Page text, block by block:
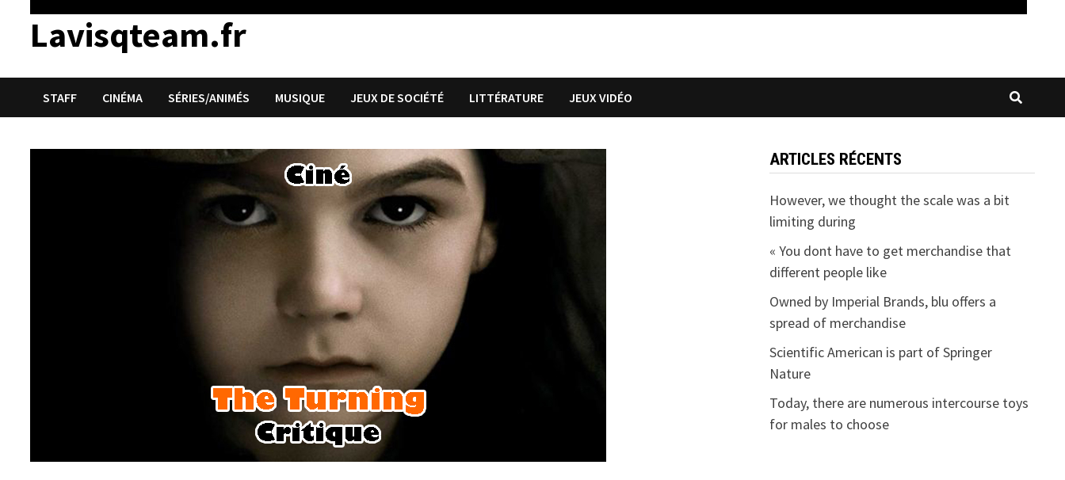
Lavisqteam.fr
STAFF CINÉMA SÉRIES/ANIMÉS MUSIQUE JEUX DE SOCIÉTÉ LITTÉRATURE JEUX VIDÉO
ARTICLES RÉCENTS
However, we thought the scale was a bit
limiting during
« You dont have to get merchandise that
different people like
Owned by Imperial Brands, blu offers a
spread of merchandise
Scientific American is part of Springer
Nature
Today, there are numerous intercourse toys
for males to choose